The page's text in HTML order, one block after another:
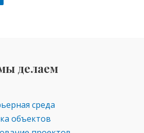
делаем
среда
объектов